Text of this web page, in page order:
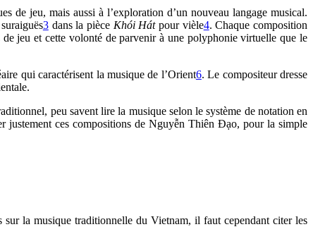
de jeu, mais aussi à l’exploration d’un nouveau langage musical.
3dans la pièce Khói Hátpour vièle4. Chaque composition
jeu et cette volonté de parvenir à une polyphonie virtuelle que le
qui caractérisent la musique de l’Orient6. Le compositeur dresse
peu savent lire la musique selon le système de notation en
justement ces compositions de Nguyễn Thiên Đạo, pour la simple
sur la musique traditionnelle du Vietnam, il faut cependant citer les